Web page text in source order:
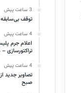
3 ساعت پیش
توقف
4 ساعت پیش
اعلام جرم
4 ساعت پیش
تصاویر جدید
صبح